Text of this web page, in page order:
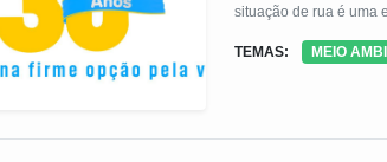
situação de rua é uma
a realização de
TEMAS: MEIO